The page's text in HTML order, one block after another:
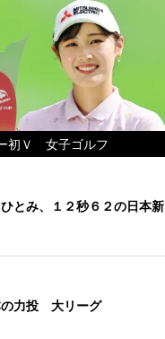
初Ｖ 女子ゴルフ
とみ、１２秒６２の日本新
の力投 大リーグ